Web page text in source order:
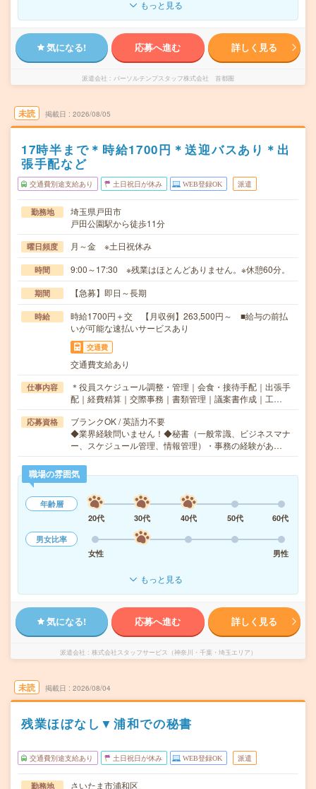
もっと見る
気になる! 応募へ進む 詳しく見る
派遣会社 パーソルテンプスタッフ株式会社 首都圏
未読 掲載日 2026/08/05
17時半まで＊時給1700円＊送迎バスあり＊出
張手配など
交通費別途支給あり 土日祝日が休み WEB登録OK 派遣
勤務地
埼玉県戸田市
戸田公園駅から徒歩11分
曜日頻度 月～金 ※土日祝休み
時間 9:00～17:30 ※残業はほとんどありません。※休憩60分。
期間 【急募】即日～長期
時給
時給1700円＋交 【月収例】263,500円～ ■給与の前払
いが可能な速払いサービスあり
交通費
交通費支給あり
仕事内容
＊役員スケジュール調整・管理｜会食・接待手配｜出張手
配｜経費精算｜交際事務｜書類管理｜議案書作成｜工…
応募資格
ブランクOK / 英語力不要
◆業界経験問いません！◆秘書（一般常識、ビジネスマナ
ー、スケジュール管理、情報管理）・事務の経験があ…
職場の雰囲気
年齢層
20代
30代 40代 50代
60代
男女比率
女性
男性
もっと見る
気になる! 応募へ進む 詳しく見る
派遣会社 株式会社スタッフサービス（神奈川・千葉・埼玉エリア）
未読 掲載日 2026/08/04
残業ほぼなし▼浦和での秘書
交通費別途支給あり 土日祝日が休み WEB登録OK 派遣
勤務地
さいたま市浦和区